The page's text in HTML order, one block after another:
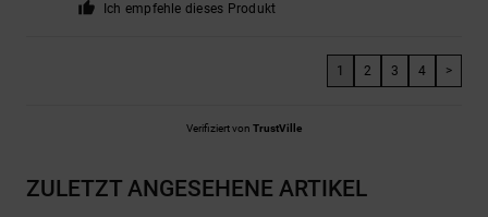
Ich empfehle dieses Produkt
1 2 3 4 >
Verifiziert von TrustVille
ZULETZT ANGESEHENE ARTIKEL